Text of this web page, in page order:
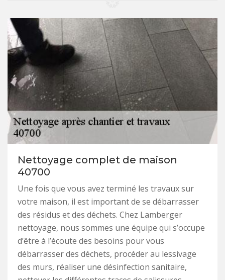
Nettoyage complet de maison
40700
Une fois que vous avez terminé les travaux sur
votre maison, il est important de se débarrasser
des résidus et des déchets. Chez Lamberger
nettoyage, nous sommes une équipe qui s’occupe
d’être à l’écoute des besoins pour vous
débarrasser des déchets, procéder au lessivage
des murs, réaliser une désinfection sanitaire,